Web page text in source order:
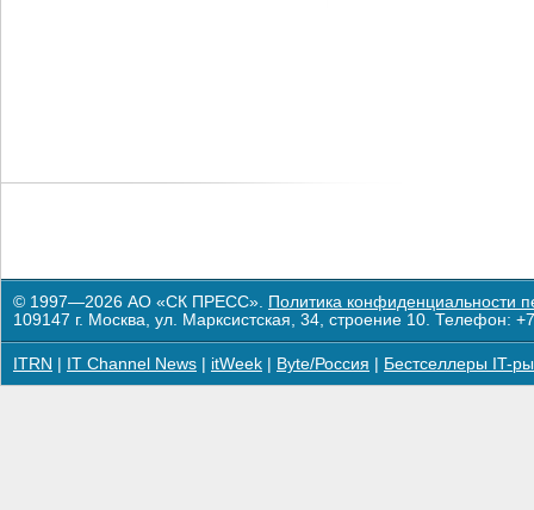
© 1997—2026 АО «СК ПРЕСС». Политика конфиденциальности
109147 г. Москва, ул. Марксистская, 34, строение 10. Телефон:
ITRN IT Channel News itWeek Byte/Россия Бестселлеры IT-